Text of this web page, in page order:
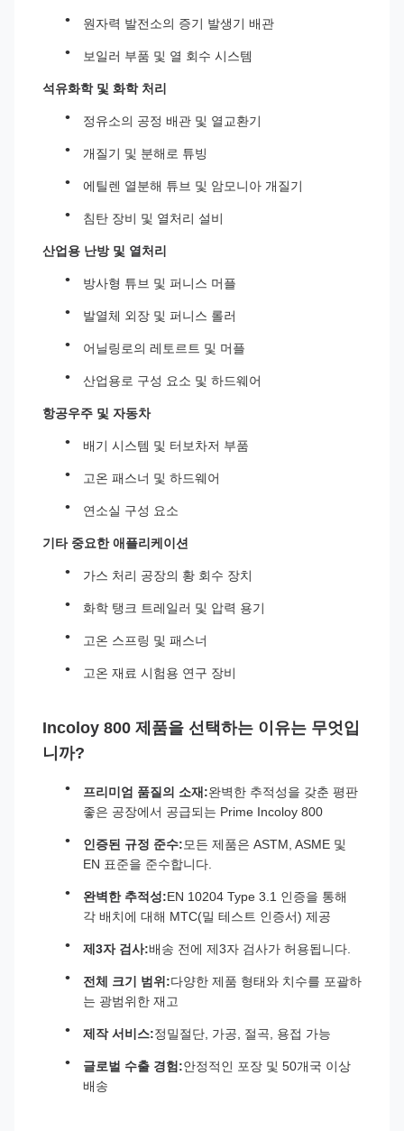
원자력 발전소의 증기 발생기 배관
보일러 부품 및 열 회수 시스템
석유화학 및 화학 처리
정유소의 공정 배관 및 열교환기
개질기 및 분해로 튜빙
에틸렌 열분해 튜브 및 암모니아 개질기
침탄 장비 및 열처리 설비
산업용 난방 및 열처리
방사형 튜브 및 퍼니스 머플
발열체 외장 및 퍼니스 롤러
어닐링로의 레토르트 및 머플
산업용로 구성 요소 및 하드웨어
항공우주 및 자동차
배기 시스템 및 터보차저 부품
고온 패스너 및 하드웨어
연소실 구성 요소
기타 중요한 애플리케이션
가스 처리 공장의 황 회수 장치
화학 탱크 트레일러 및 압력 용기
고온 스프링 및 패스너
고온 재료 시험용 연구 장비
Incoloy 800 제품을 선택하는 이유는 무엇입
니까?
프리미엄 품질의 소재:완벽한 추적성을 갖춘 평판
좋은 공장에서 공급되는 Prime Incoloy 800
인증된 규정 준수:모든 제품은 ASTM, ASME 및
EN 표준을 준수합니다.
완벽한 추적성:EN 10204 Type 3.1 인증을 통해
각 배치에 대해 MTC(밀 테스트 인증서) 제공
제3자 검사:배송 전에 제3자 검사가 허용됩니다.
전체 크기 범위:다양한 제품 형태와 치수를 포괄하
는 광범위한 재고
제작 서비스:정밀절단, 가공, 절곡, 용접 가능
글로벌 수출 경험:안정적인 포장 및 50개국 이상
배송